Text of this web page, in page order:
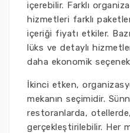
içerebilir. Farklı
hizmetleri farklı
içeriği fiyatı etkiler.
lüks ve detaylı
daha ekonomik
İkinci etken,
mekanın seçimidir.
restoranlarda,
gerçekleştirilebilir. Her